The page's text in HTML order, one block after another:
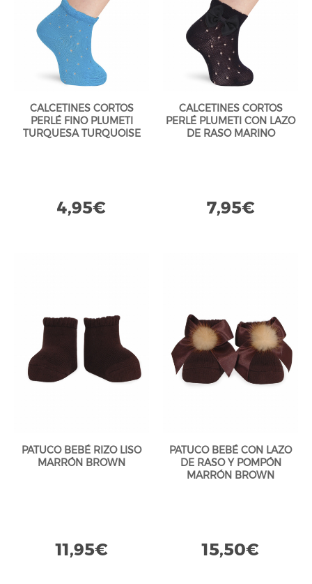
CALCETINES CORTOS
PERLÉ FINO PLUMETI
TURQUESA TURQUOISE
4,95€
CALCETINES CORTOS
PERLÉ PLUMETI CON LAZO
DE RASO MARINO
7,95€
PATUCO BEBÉ RIZO LISO
MARRÓN BROWN
11,95€
PATUCO BEBÉ CON LAZO
DE RASO Y POMPÓN
MARRÓN BROWN
15,50€